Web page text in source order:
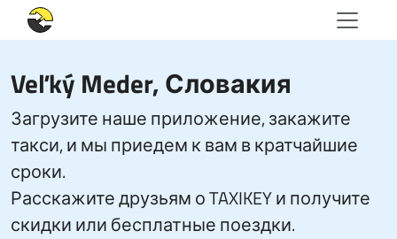
Veľký Meder, Словакия
Загрузите наше приложение, закажите
такси, и мы приедем к вам в кратчайшие
сроки.
Расскажите друзьям о TAXIKEY и получите
скидки или бесплатные поездки.